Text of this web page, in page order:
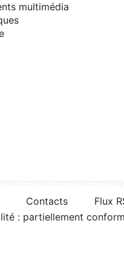
multimédia
Contacts
Flux
: partiellement